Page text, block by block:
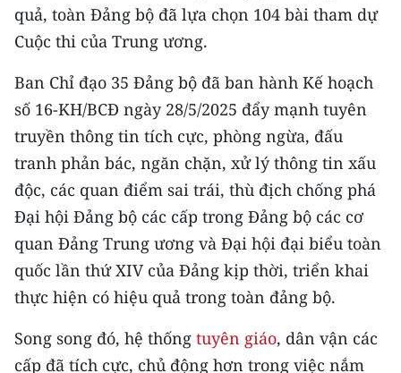
quả, toàn Đảng bộ đã lựa chọn 104 bài tham dự
Cuộc thi của Trung ương.
Ban Chỉ đạo 35 Đảng bộ đã ban hành Kế hoạch
số 16-KH/BCĐ ngày 28/5/2025 đẩy mạnh tuyên
truyền thông tin tích cực, phòng ngừa, đấu
tranh phản bác, ngăn chặn, xử lý thông tin xấu
độc, các quan điểm sai trái, thù địch chống phá
Đại hội Đảng bộ các cấp trong Đảng bộ các cơ
quan Đảng Trung ương và Đại hội đại biểu toàn
quốc lần thứ XIV của Đảng kịp thời, triển khai
thực hiện có hiệu quả trong toàn đảng bộ.
Song song đó, hệ thống tuyên giáo, dân vận các
cấp đã tích cực, chủ động hơn trong việc nắm